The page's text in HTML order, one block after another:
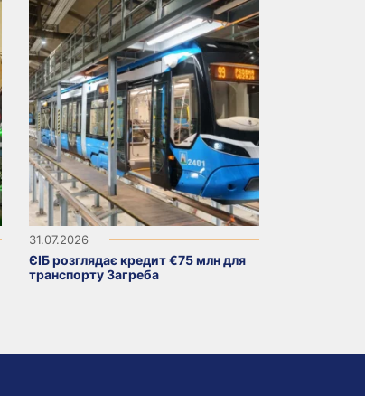
31.07.2026
ЄІБ розглядає кредит €75 млн для
транспорту Загреба